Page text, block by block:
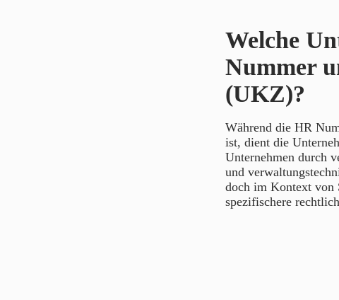
Welche
Nummer
(UKZ)?
Während die HR
ist, dient die
Unternehmen durch
und
doch im Kontext von
spezifischere